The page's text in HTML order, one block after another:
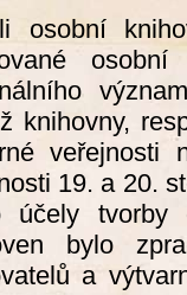
osobní
knihovny,
veřejnosti
19. a 20.
účely tvorby
bylo
a